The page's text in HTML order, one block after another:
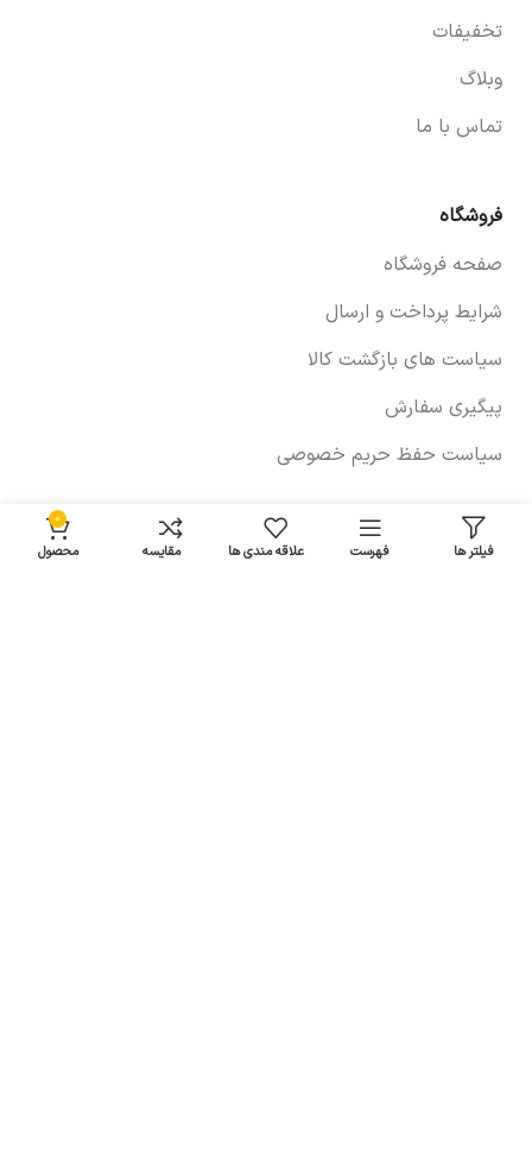
تخفیفات
وبلاگ
تماس با ما
فروشگاه
صفحه فروشگاه
شرایط پرداخت و ارسال
سیاست های بازگشت کالا
پیگیری سفارش
سیاست حفظ حریم خصوصی
خودروها
فیلتر ها فهرست علاقه مندی ها مقایسه
0
محصول